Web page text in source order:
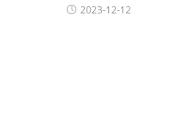
2023-12-12